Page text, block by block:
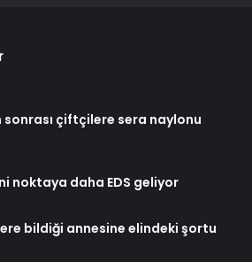
sonrası çiftçilere sera naylonu
noktaya daha EDS geliyor
bildiği annesine elindeki şortu